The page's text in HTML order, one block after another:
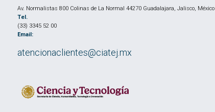
Av. Normalistas 800 Colinas de La Normal 44270 Guadalajara, Jalisco, México
Tel.
(33) 3345 52 00
Email:
atencionaclientes@ciatej.mx